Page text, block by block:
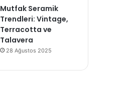
Mutfak Seramik
Trendleri: Vintage,
Terracotta ve
Talavera
28 Ağustos 2025